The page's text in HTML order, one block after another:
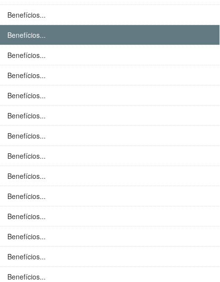
Benefícios...
Benefícios...
Benefícios...
Benefícios...
Benefícios...
Benefícios...
Benefícios...
Benefícios...
Benefícios...
Benefícios...
Benefícios...
Benefícios...
Benefícios...
Benefícios...